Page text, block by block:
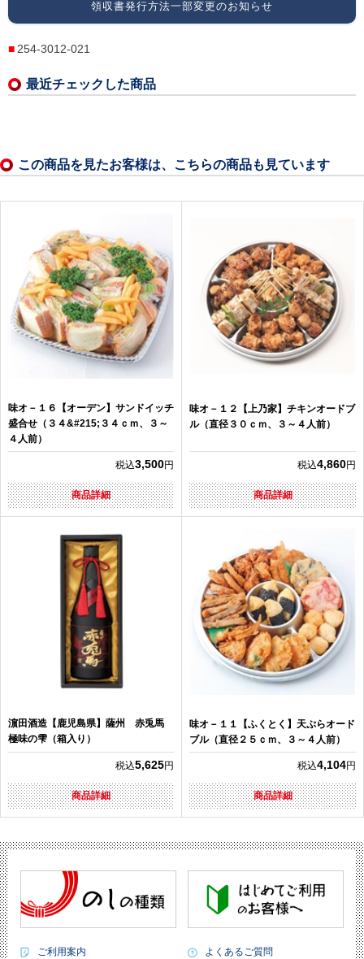
領収書発行方法一部変更のお知らせ
254-3012-021
最近チェックした商品
この商品を見たお客様は、こちらの商品も見ています
味オ－１６【オーデン】サンドイッチ
盛合せ（３４&#215;３４ｃｍ、３～
４人前）
税込3,500円
商品詳細
味オ－１２【上乃家】チキンオードブ
ル（直径３０ｃｍ、３～４人前）
税込4,860円
商品詳細
濵田酒造【鹿児島県】薩州 赤兎馬
極味の雫（箱入り）
税込5,625円
商品詳細
味オ－１１【ふくとく】天ぷらオード
ブル（直径２５ｃｍ、３～４人前）
税込4,104円
商品詳細
ご利用案内 よくあるご質問